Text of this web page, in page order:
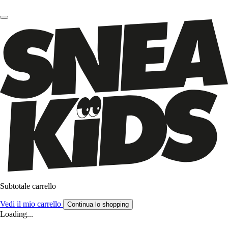
Subtotale carrello
Vedi il mio carrello Continua lo shopping
Loading...